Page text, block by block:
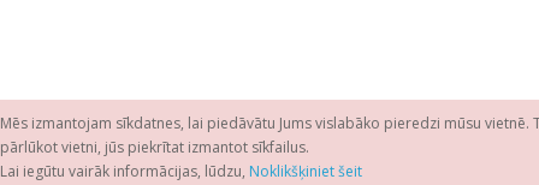
Mēs izmantojam sīkdatnes, lai piedāvātu Jums vislabāko pieredzi mūsu vietnē.
pārlūkot vietni, jūs piekrītat izmantot sīkfailus.
Lai iegūtu vairāk informācijas, lūdzu, Noklikšķiniet šeit